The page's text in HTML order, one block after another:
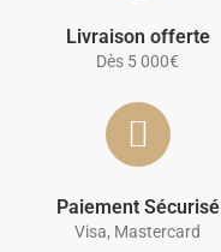
Livraison offerte
Dès 5 000€
Paiement Sécurisé
Visa, Mastercard